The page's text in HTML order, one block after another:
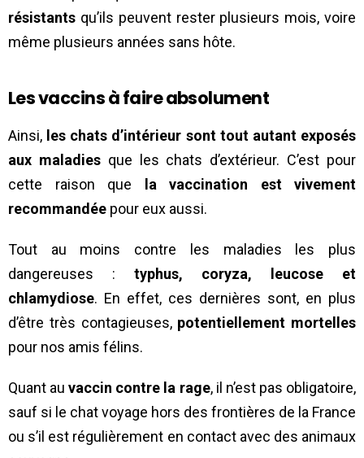
résistants qu’ils peuvent rester plusieurs mois, voire
même plusieurs années sans hôte.
Les vaccins à faire absolument
Ainsi, les chats d’intérieur sont tout autant exposés
aux maladiesque les chats d’extérieur. C’est pour
cette raison que
la vaccination est vivement
recommandée pour eux aussi.
Tout au moins contre les maladies les plus
dangereuses : typhus, coryza, leucose et
chlamydiose. En effet, ces dernières sont, en plus
d’être très contagieuses, potentiellement mortelles
pour nos amis félins.
Quant auvaccin contre la rage, il n’est pas obligatoire,
sauf si le chat voyage hors des frontières de la France
ou s’il est régulièrement en contact avec des animaux